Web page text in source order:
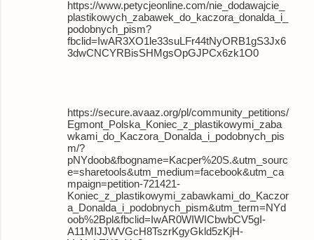
https://www.petycjeonline.com/nie_dodawajcie_
plastikowych_zabawek_do_kaczora_donalda_i_
podobnych_pism?
fbclid=IwAR3XO1le33suLFr44tNyORB1gS3Jx6
3dwCNCYRBisSHMgsOpGJPCx6zk1O0
https://secure.avaaz.org/pl/community_petitions/
Egmont_Polska_Koniec_z_plastikowymi_zaba
wkami_do_Kaczora_Donalda_i_podobnych_pis
m/?
pNYdoob&fbogname=Kacper%20S.&utm_sourc
e=sharetools&utm_medium=facebook&utm_ca
mpaign=petition-721421-
Koniec_z_plastikowymi_zabawkami_do_Kaczor
a_Donalda_i_podobnych_pism&utm_term=NYd
oob%2Bpl&fbclid=IwAR0WIWICbwbCV5gI-
A11MIJJWVGcH8TszrKgyGkld5zKjH-